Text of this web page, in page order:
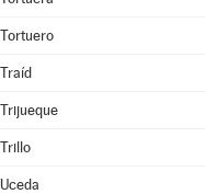
Tortuero
Traíd
Trijueque
Trillo
Uceda